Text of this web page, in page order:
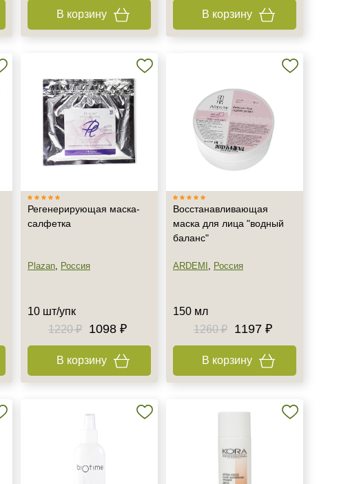
В корзину В корзину
Регенерирующая маска-
салфетка
Plazan, Россия
10 шт/упк
1220 ₽
1098 ₽
В корзину
Восстанавливающая
маска для лица "водный
баланс"
ARDEMI , Россия
150 мл
1260 ₽
1197 ₽
В корзину